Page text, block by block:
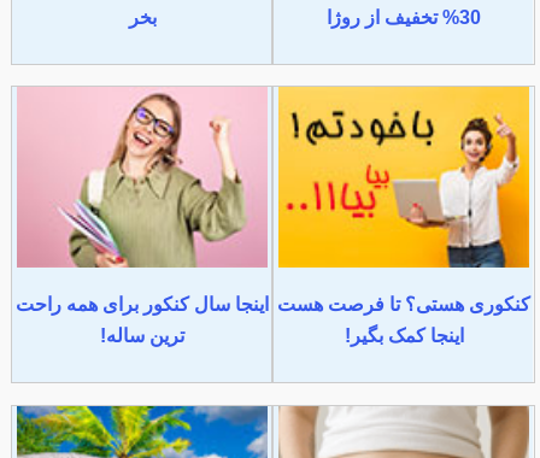
30% تخفیف از روژا
بخر
کنکوری هستی؟ تا فرصت هست
اینجا کمک بگیر!
اینجا سال کنکور برای همه راحت
ترین ساله!